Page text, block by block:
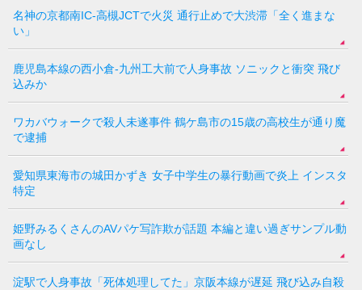
名神の京都南IC-高槻JCTで火災 通行止めで大渋滞「全く進まな
い」
鹿児島本線の西小倉-九州工大前で人身事故 ソニックと衝突 飛び
込みか
ワカバウォークで殺人未遂事件 鶴ケ島市の15歳の高校生が通り魔
で逮捕
愛知県東海市の城田かずき 女子中学生の暴行動画で炎上 インスタ
特定
姫野みるくさんのAVパケ写詐欺が話題 本編と違い過ぎサンプル動
画なし
淀駅で人身事故「死体処理してた」京阪本線が遅延 飛び込み自殺